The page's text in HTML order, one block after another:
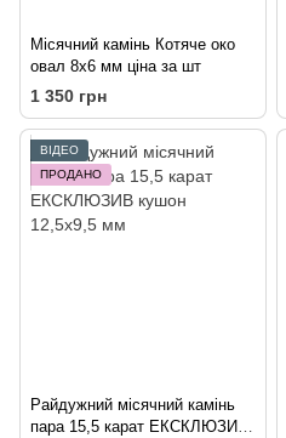
Місячний камінь Котяче око
овал 8х6 мм ціна за шт
1 350 грн
ВІДЕО
ПРОДАНО
Райдужний місячний камінь
пара 15,5 карат ЕКСКЛЮЗИВ